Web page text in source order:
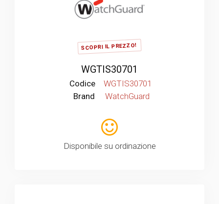
SCOPRI IL PREZZO!
WGTIS30701
Codice
WGTIS30701
Brand
WatchGuard
Disponibile su ordinazione